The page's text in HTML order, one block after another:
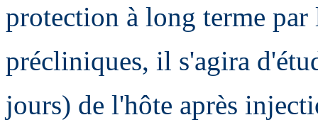
protection à long terme par
précliniques, il s'agira
jours) de l'hôte après